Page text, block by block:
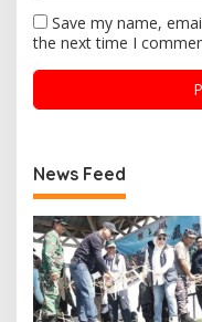
Save my name,
the next time I
News Feed